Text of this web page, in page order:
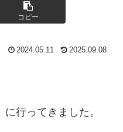
コピー
2024.05.11 2025.09.08
に行ってきました。